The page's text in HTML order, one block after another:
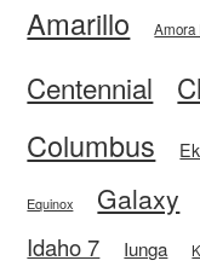
Amarillo Amora
Centennial
Columbus
Equinox Galaxy
Idaho 7 Iunga